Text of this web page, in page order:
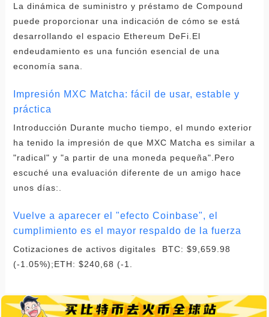
La dinámica de suministro y préstamo de Compound
puede proporcionar una indicación de cómo se está
desarrollando el espacio Ethereum DeFi.El
endeudamiento es una función esencial de una
economía sana.
Impresión MXC Matcha: fácil de usar, estable y
práctica
Introducción Durante mucho tiempo, el mundo exterior
ha tenido la impresión de que MXC Matcha es similar a
"radical" y "a partir de una moneda pequeña".Pero
escuché una evaluación diferente de un amigo hace
unos días:.
Vuelve a aparecer el "efecto Coinbase", el
cumplimiento es el mayor respaldo de la fuerza
Cotizaciones de activos digitales BTC: $9,659.98
(-1.05%);ETH: $240,68 (-1.